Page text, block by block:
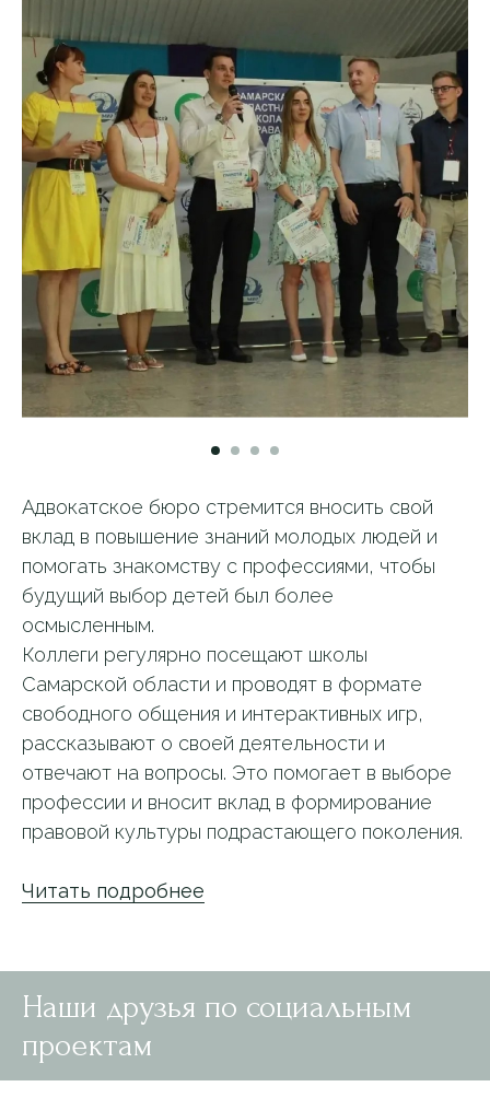
Адвокатское бюро стремится вносить свой
вклад в повышение знаний молодых людей и
помогать знакомству с профессиями, чтобы
будущий выбор детей был более
осмысленным.
Коллеги регулярно посещают школы
Самарской области и проводят в формате
свободного общения и интерактивных игр,
рассказывают о своей деятельности и
отвечают на вопросы. Это помогает в выборе
профессии и вносит вклад в формирование
правовой культуры подрастающего поколения.
Читать подробнее
Наши друзья по социальным
проектам